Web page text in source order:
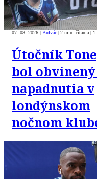
07. 08. 2026 | Bulvár | 2 min. čítania | 1
Útočník
bol obvinený
napadnutia v
londýnskom
nočnom